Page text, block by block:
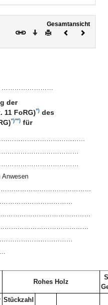
Gesamtansicht
Download
DruckenVorheriges
……………………
der
11 FoRG)*) des
*)**) für
Anwesen
Nr. ………………………………………
……………………………………
………………………………………
Rohes Holz
Stückzahl